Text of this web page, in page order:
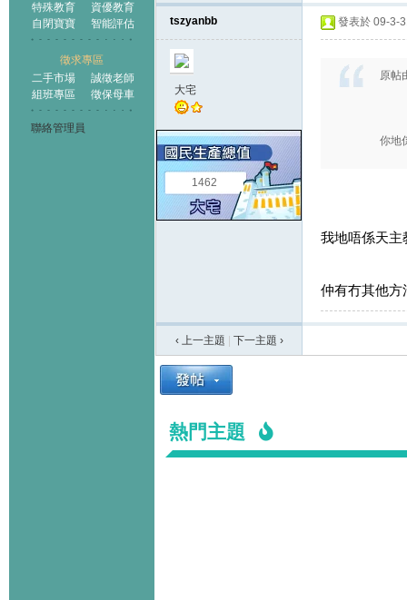
特殊教育
資優教育
自閉寶寶
智能評估
徵求專區
二手市場
誠徵老師
組班專區
徵保母車
聯絡管理員
tszyanbb
大宅
1462
發表於 09-3-
原帖
你地
我地唔係天
仲有冇其他方
‹ 上一主題 下一主題 ›
熱門主題